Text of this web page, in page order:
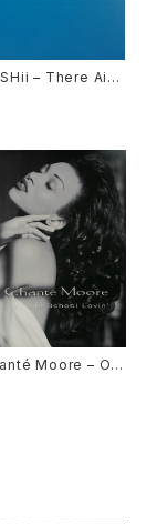
– There Ain't
('94 Remix) /
[E-Zee]
Moore – Old
[MCA Recor